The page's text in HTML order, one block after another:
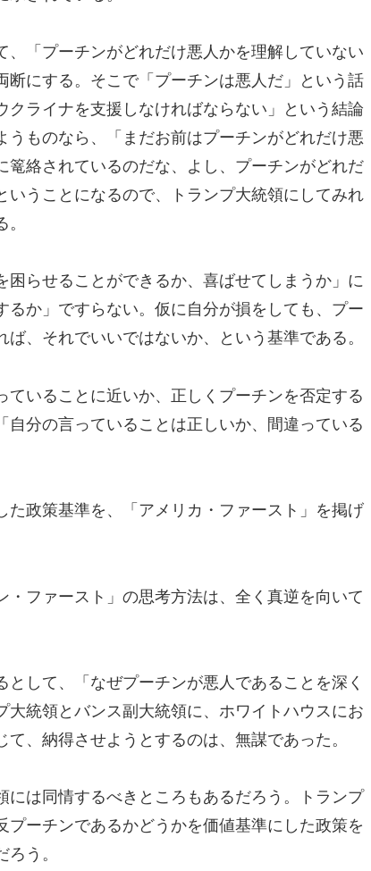
、「プーチンがどれだけ悪人かを理解していない
にする。そこで「プーチンは悪人だ」という話
クライナを支援しなければならない」という結論
ものなら、「まだお前はプーチンがどれだけ悪
篭絡されているのだな、よし、プーチンがどれだ
うことになるので、トランプ大統領にしてみれ
らせることができるか、喜ばせてしまうか」に
か」ですらない。仮に自分が損をしても、プー
、それでいいではないか、という基準である。
いることに近いか、正しくプーチンを否定する
分の言っていることは正しいか、間違っている
政策基準を、「アメリカ・ファースト」を掲げ
・ファースト」の思考方法は、全く真逆を向いて
して、「なぜプーチンが悪人であることを深く
統領とバンス副大統領に、ホワイトハウスにお
、納得させようとするのは、無謀であった。
には同情するべきところもあるだろう。トランプ
ーチンであるかどうかを価値基準にした政策を
う。